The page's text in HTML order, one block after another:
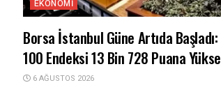
EKONOMI
Borsa İstanbul Güne Artıda Başladı:
100 Endeksi 13 Bin 728 Puana
6 AĞUSTOS 2026